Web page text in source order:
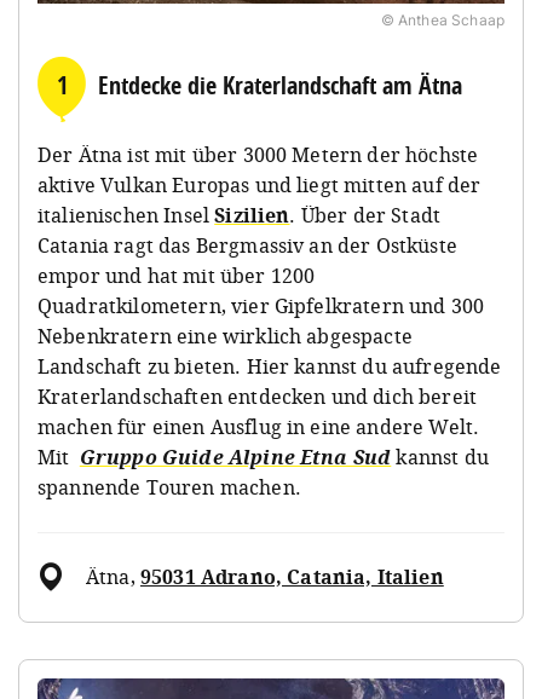
© Anthea Schaap
1 Entdecke die Kraterlandschaft am Ätna
Der Ätna ist mit über 3000 Metern der höchste
aktive Vulkan Europas und liegt mitten auf der
italienischen InselSizilien. Über der Stadt
Catania ragt das Bergmassiv an der Ostküste
empor und hat mit über 1200
Quadratkilometern, vier Gipfelkratern und 300
Nebenkratern eine wirklich abgespacte
Landschaft zu bieten. Hier kannst du aufregende
Kraterlandschaften entdecken und dich bereit
machen für einen Ausflug in eine andere Welt.
Mit Gruppo Guide Alpine Etna Sudkannst du
spannende Touren machen.
Ätna, 95031 Adrano, Catania, Italien